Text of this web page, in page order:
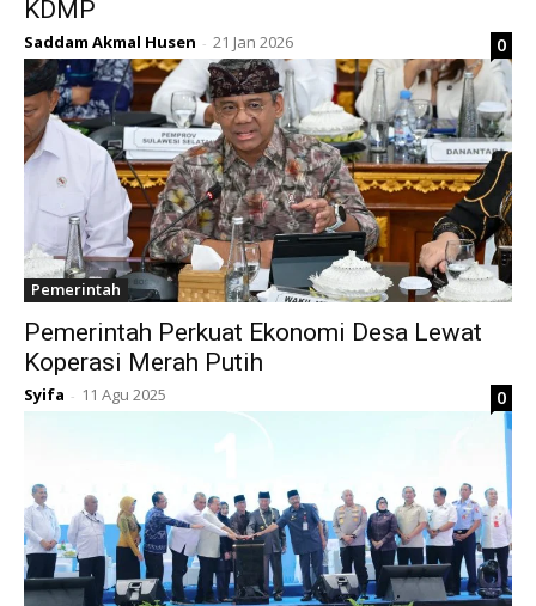
KDMP
Saddam Akmal Husen - 21 Jan 2026 0
Pemerintah
Pemerintah Perkuat Ekonomi Desa Lewat
Koperasi Merah Putih
Syifa - 11 Agu 2025 0